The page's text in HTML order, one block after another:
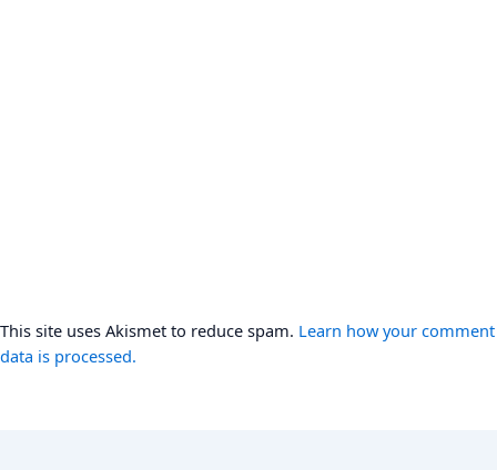
This site uses Akismet to reduce spam. Learn how your comment
data is processed.